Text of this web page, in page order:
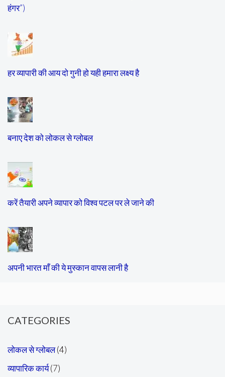
हंगर”)
हर व्यापारी की आय दो गुनी हो यही हमारा लक्ष्य है
बनाए देश को लोकल से ग्लोबल
करें तैयारी अपने व्यापार को विश्व पटल पर ले जाने की
अपनी भारत माँ की ये मुस्कान वापस लानी है
CATEGORIES
लोकल से ग्लोबल(4)
व्यापारिक कार्य(7)